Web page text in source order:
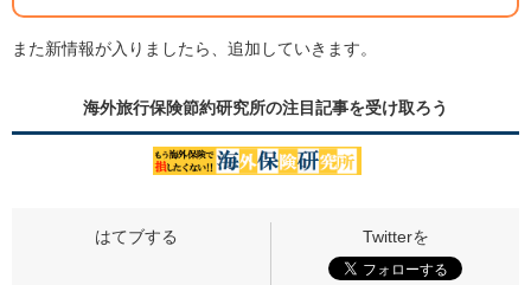
また新情報が入りましたら、追加していきます。
海外旅行保険節約研究所の注目記事を受け取ろう